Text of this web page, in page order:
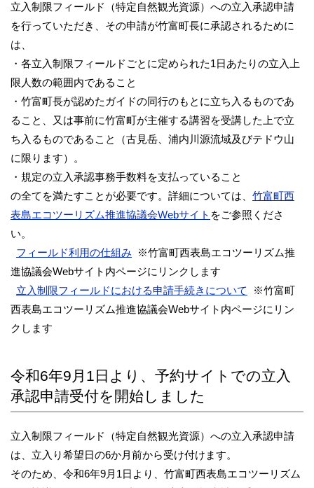
立入制限フィールド（特定自然観光資源）への立入承認申請
を行っていただき、その申請が竹富町長に承認されるために
は、
・各立入制限フィールドごとに定められた1日あたりの立入上
限人数の範囲内であること
・竹富町長が認めたガイドの同行のもとに立ち入るものであ
ること、又は事前に竹富町が主催する講習を受講した上で立
ち入るものであること（古見岳、浦内川源流域及びテドウ山
に限ります）。
・規定の立入承認事務手数料を支払っていること
の全てを満たすことが必要です。詳細については、 竹富町西
表島エコツーリズム推進協議会Webサイト をご参照くださ
い。
フィールド利用の仕組み ※竹富町西表島エコツーリズム推
進協議会Webサイト内ページにリンクします
立入制限フィールドにおける申請手続きについて
※竹富町
西表島エコツーリズム推進協議会Webサイト内ページにリン
クします
令和6年9月1日より、予約サイトでの立入
承認申請受付を開始しました
立入制限フィールド（特定自然観光資源）への立入承認申請
は、立入り希望日の6か月前から受け付けます。
そのため、令和6年9月1日より、竹富町西表島エコツーリズム